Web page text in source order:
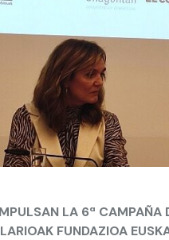
LA 6ª CAMPAÑA
FUNDAZIOA